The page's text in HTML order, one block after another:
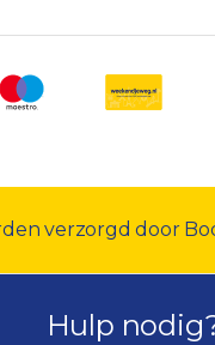
verzorgd door
Hulp